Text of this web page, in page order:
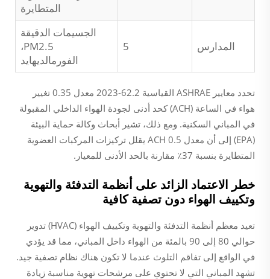
المتطايرة
المدارس 5
الجسيمات الدقيقة
PM2.5،
الفورمالديهايد
تحدد معايير ASHRAE القياسية 62.2-2023 معدل 0.35 تغيير
هواء في الساعة (ACH) كحد أدنى لجودة الهواء الداخلي المقبولة
في المباني السكنية. ومع ذلك، تشير أبحاث وكالة حماية البيئة
(EPA) إلى أن معدل 0.5 ACH يقلل تركيزات المركبات العضوية
المتطايرة بنسبة 37٪ مقارنة بالحد الأدنى للمعيار.
خطر الاعتماد الزائد على أنظمة التدفئة والتهوية
وتكييف الهواء دون تصفية كافية
تعيد معظم أنظمة التدفئة والتهوية وتكييف الهواء (HVAC) تدوير
حوالي 80 إلى 90 بالمئة من الهواء داخل المباني، مما قد يؤدي
في الواقع إلى تفاقم التلوث عندما لا تكون هناك نظام تصفية جيد.
تشهد المباني التي لا تحتوي على مرشحات تهوية مناسبة زيادة